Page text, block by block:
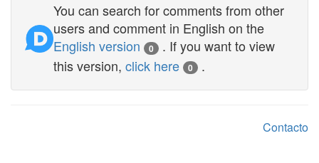
You can search for comments from other
users and comment in English on the
English version
0
. If you want to view
this version,click here 0 .
Contacto